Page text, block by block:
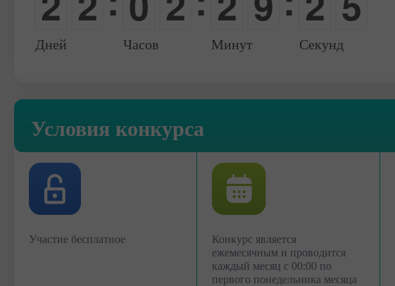
0 - 0 3
4
Дней Часов Минут Секунд
Условия конкурса
Участие бесплатное
Конкурс является
ежемесячным и проводится
каждый месяц с 00:00 по
первого понедельника месяца